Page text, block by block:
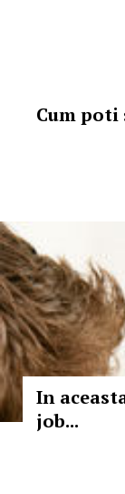
Cum poti
In
job...